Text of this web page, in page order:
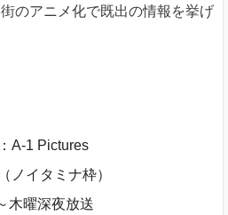
のアニメ化で既出の情報を挙げ
A-1 Pictures
ノイタミナ枠）
木曜深夜放送